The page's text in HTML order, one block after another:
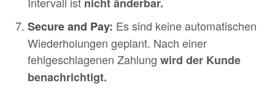
nicht änderbar.
Secure and Pay: Es sind keine automatischen
Wiederholungen geplant. Nach einer
fehlgeschlagenen Zahlung wird der Kunde
benachrichtigt.